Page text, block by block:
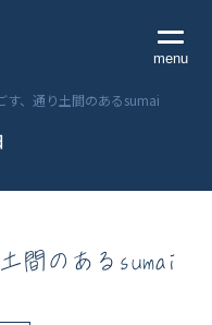
menu
す、通り土間のあるsumai
間のあるsumai